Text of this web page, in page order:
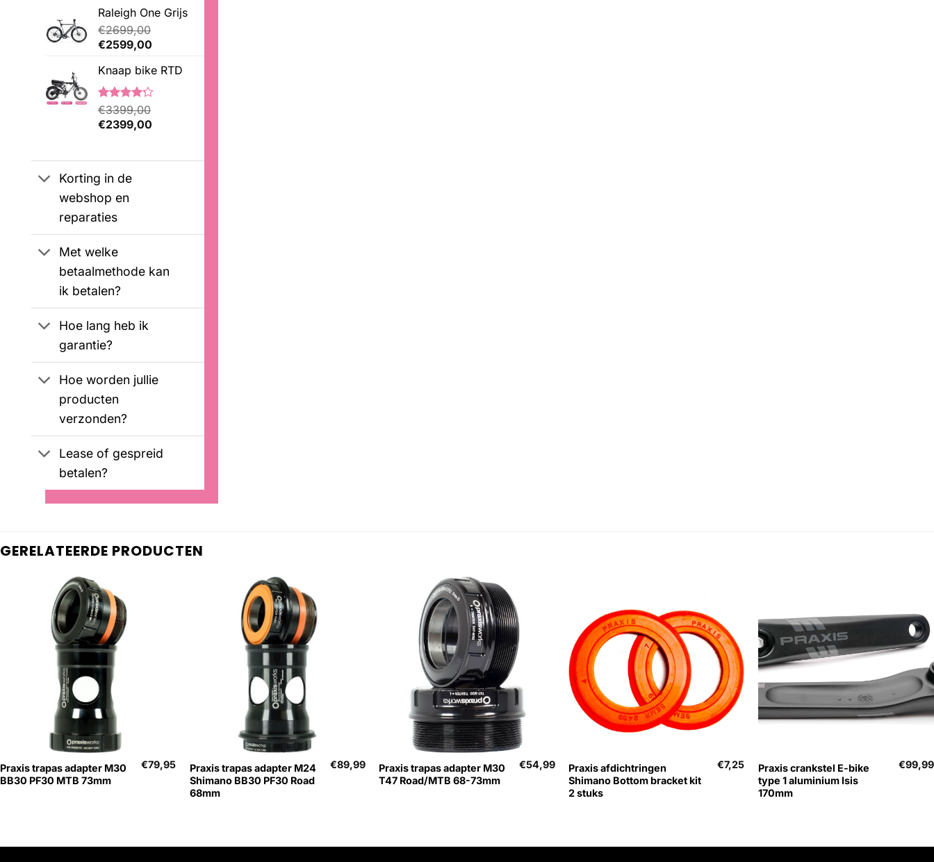
klantbeoordeling
was:
€2099,00.
is:
€1899,00.
Raleigh One Grijs
€2699,00
Oorspronkelijke
was:
€2699,00.
€2599,00Huidige
is:
€2599,00.
Knaap bike RTD
Gewaardeerd
4.20op 5
gebaseerd
5
€3399,00
Oorspronkelijke
€2399,00Huidige
Korting in de
webshop en
reparaties
Met welke
betaalmethode kan
ik betalen?
Hoe lang heb ik
garantie?
Hoe worden jullie
producten
verzonden?
Lease of gespreid
betalen?
GERELATEERDE PRODUCTEN
Praxis trapas adapter M30
BB30 PF30 MTB 73mm
€79,95
Praxis trapas adapter M24
Shimano BB30 PF30 Road
68mm
€89,99
Praxis trapas adapter M30
T47 Road/MTB 68-73mm
€54,99
Praxis afdichtringen
Shimano Bottom bracket kit
2 stuks
€7,25
Praxis crankstel E-bike
type 1 aluminium Isis
170mm
€99,99